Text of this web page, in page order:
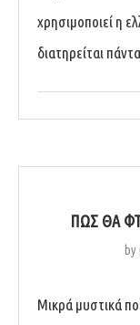
χρησιμοποιεί η
διατηρείται
ΠΏΣ ΘΑ
by
Μικρά μυστικά